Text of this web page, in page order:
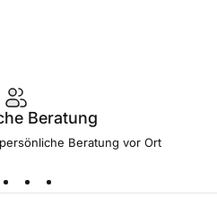
Beratung
Beratung vor Ort